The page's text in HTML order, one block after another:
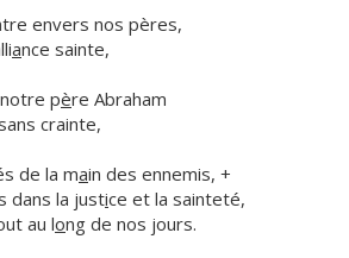
envers nos pères,
ance sainte,
père Abraham
crainte,
de la main des ennemis, +
dans la justice et la sainteté,
au long de nos jours.